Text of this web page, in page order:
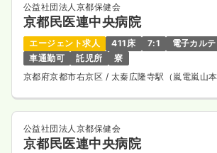
公益社団法人京都保健会
京都民医連中央病院
エージェント求人 411床 7:1
電子カルテ
車通勤可
託児所
寮
京都府京都市右京区 / 太秦広隆寺駅（嵐電嵐山
公益社団法人京都保健会
京都民医連中央病院